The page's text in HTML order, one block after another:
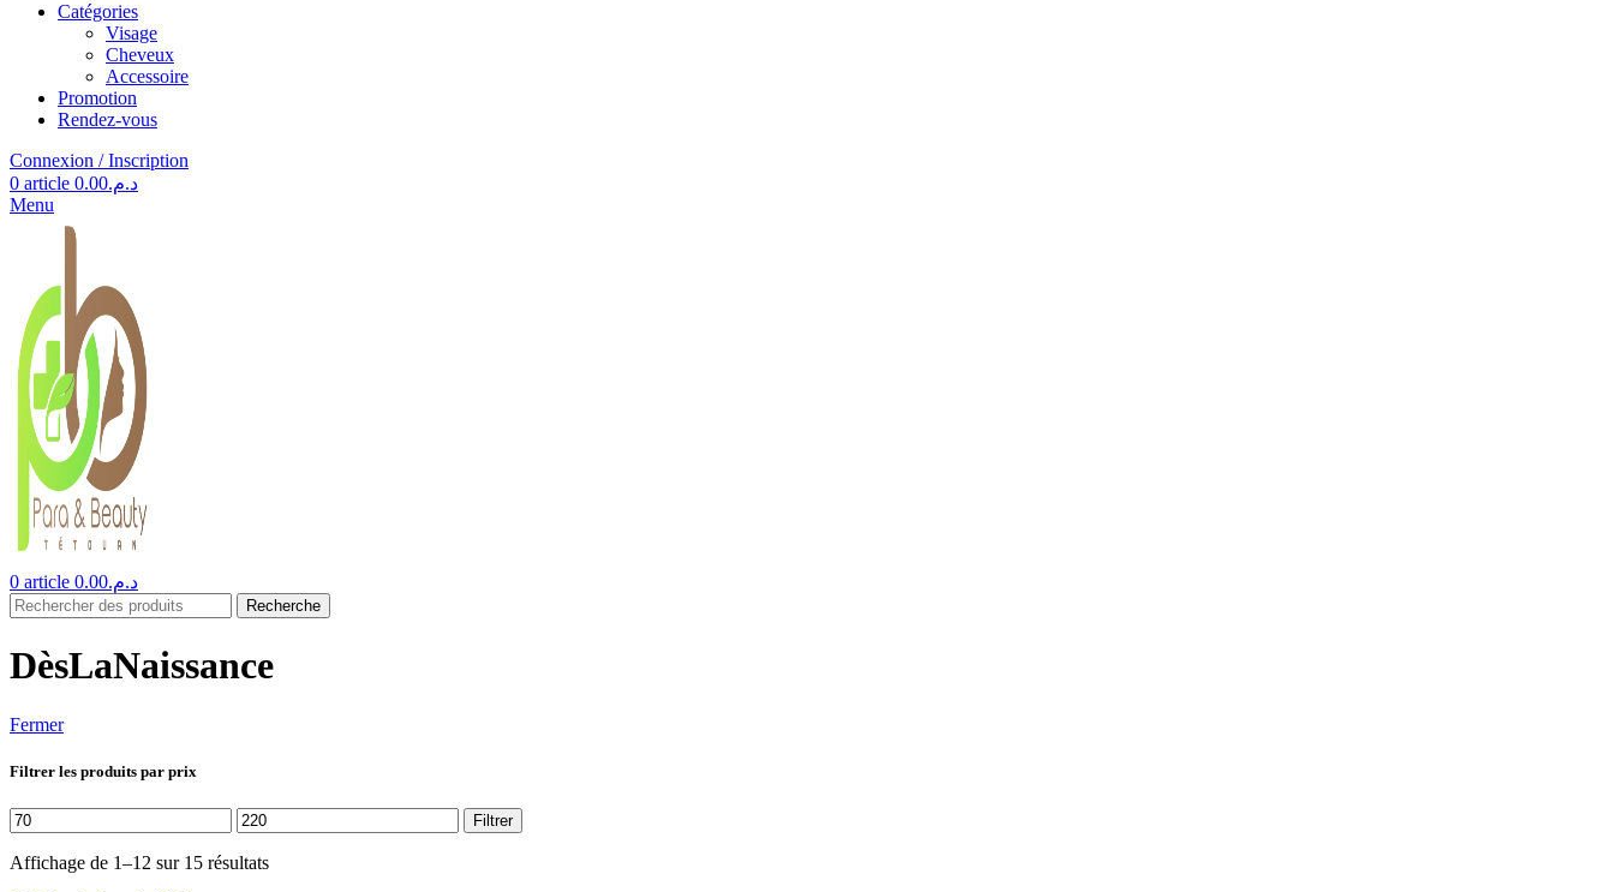
Catégories
Visage
Cheveux
Accessoire
Promotion
Rendez-vous
Connexion / Inscription
0 article د.م.0.00
Menu
0 article د.م.0.00
Recherche
DèsLaNaissance
Fermer
Filtrer les produits par prix
Prix
min
Prix
max
Filtrer
Affichage de 1–12 sur 15 résultats